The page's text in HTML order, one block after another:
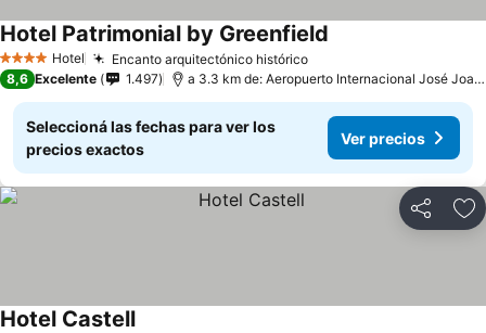
4 EstrellasHotel Encanto arquitectónico histórico
Hotel Patrimonial by Greenfield
8,6 Excelente 1.497 a 3.3 km de: Aeropuerto Internacional José Joaquín de Olmedo
Seleccioná las fechas para ver los
precios exactos
Ver precios
Compartir
Hotel Castell